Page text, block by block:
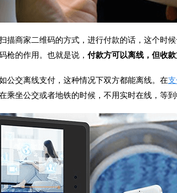
描商家二维码的方式，进行付款的话，这个时
枪的作用。也就是说， 付款方可以离线，但收
公交离线支付，这种情况下双方都能离线。在
乘坐公交或者地铁的时候，不用实时在线，等